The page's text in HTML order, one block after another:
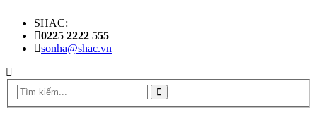
SHAC:
0225 2222 555
sonha@shac.vn